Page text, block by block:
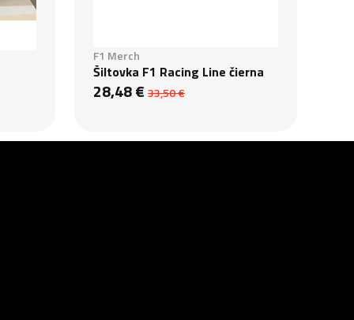
F1 Merch
Šiltovka F1 Racing Line čierna
28,48 € 33,50 €